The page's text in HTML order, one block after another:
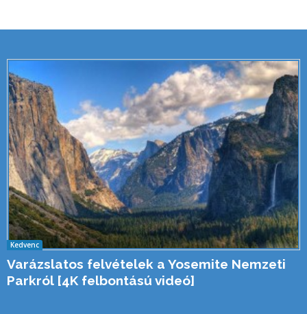
Kedvenc
Varázslatos felvételek a Yosemite Nemzeti
Parkról [4K felbontású videó]